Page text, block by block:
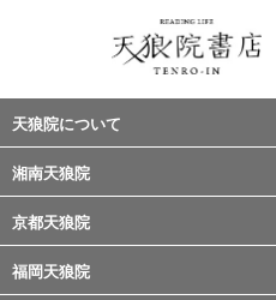
天狼院について
湘南天狼院
京都天狼院
福岡天狼院